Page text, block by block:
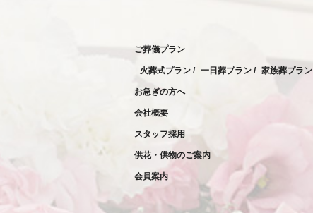
2023年1月
2022年12月
2022年11月
ご葬儀プラン
火葬式プラン 一日葬プラン 家族葬プラン
お急ぎの方へ
会社概要
スタッフ採用
供花・供物のご案内
会員案内